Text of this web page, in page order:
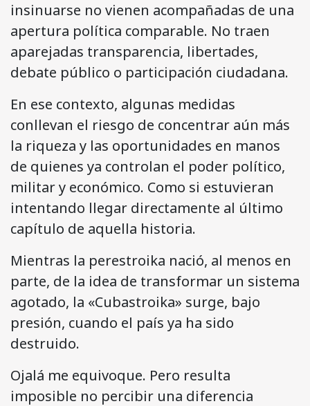
insinuarse no vienen acompañadas de una
apertura política comparable. No traen
aparejadas transparencia, libertades,
debate público o participación ciudadana.
En ese contexto, algunas medidas
conllevan el riesgo de concentrar aún más
la riqueza y las oportunidades en manos
de quienes ya controlan el poder político,
militar y económico. Como si estuvieran
intentando llegar directamente al último
capítulo de aquella historia.
Mientras la perestroika nació, al menos en
parte, de la idea de transformar un sistema
agotado, la «Cubastroika» surge, bajo
presión, cuando el país ya ha sido
destruido.
Ojalá me equivoque. Pero resulta
imposible no percibir una diferencia